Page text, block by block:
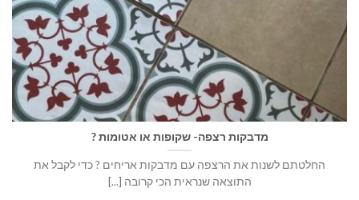
מדבקות רצפה- שקופות או אטומות ?
החלטתם לשנות את הרצפה עם מדבקות אריחים ? כדי לקבל את
התוצאה שנראית הכי קרובה [...]